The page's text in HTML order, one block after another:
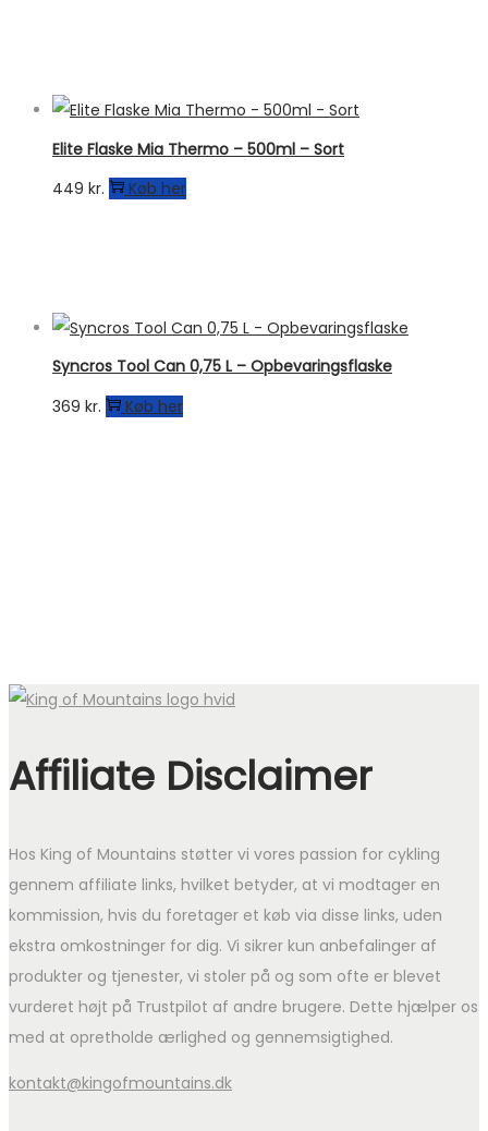
Elite Flaske Mia Thermo – 500ml – Sort
449 kr. Køb her
Syncros Tool Can 0,75 L – Opbevaringsflaske
369 kr. Køb her
Affiliate Disclaimer
Hos King of Mountains støtter vi vores passion for cykling
gennem affiliate links, hvilket betyder, at vi modtager en
kommission, hvis du foretager et køb via disse links, uden
ekstra omkostninger for dig. Vi sikrer kun anbefalinger af
produkter og tjenester, vi stoler på og som ofte er blevet
vurderet højt på Trustpilot af andre brugere. Dette hjælper os
med at opretholde ærlighed og gennemsigtighed.
kontakt@kingofmountains.dk